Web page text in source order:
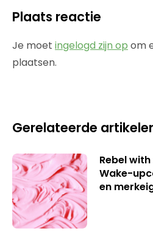
Plaats reactie
Je moet ingelogd zijn op om
plaatsen.
Gerelateerde
Rebel
Wake-
en